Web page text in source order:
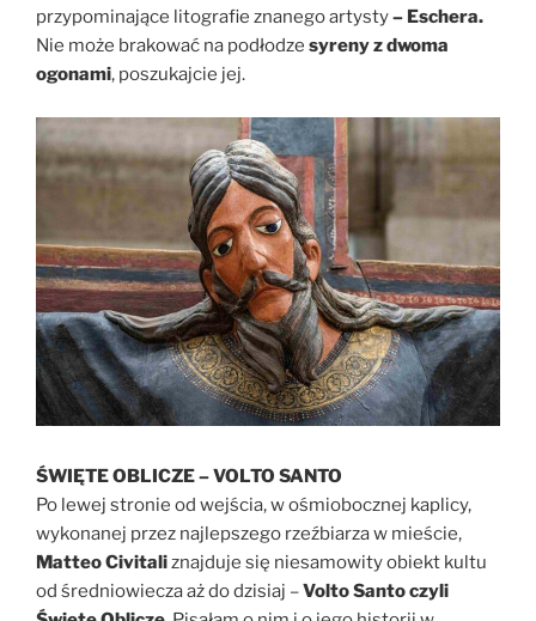
przypominające litografie znanego artysty– Eschera.
Nie może brakować na podłodze syreny z dwoma
ogonami, poszukajcie jej.
ŚWIĘTE OBLICZE – VOLTO SANTO
Po lewej stronie od wejścia, w ośmiobocznej kaplicy,
wykonanej przez najlepszego rzeźbiarza w mieście,
Matteo Civitaliznajduje się niesamowity obiekt kultu
od średniowiecza aż do dzisiaj –Volto Santo czyli